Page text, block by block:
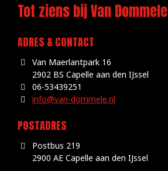
Tot ziens bij Van Dommele
ADRES & CONTACT
Van Maerlantpark 16
2902 BS Capelle aan den IJssel
06-53439251
info@van-dommele.nl
POSTADRES
Postbus 219
2900 AE Capelle aan den IJssel